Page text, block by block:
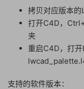
拷贝对应版本
打开C4D，
夹
重启C4D，打
支持的软件版本：